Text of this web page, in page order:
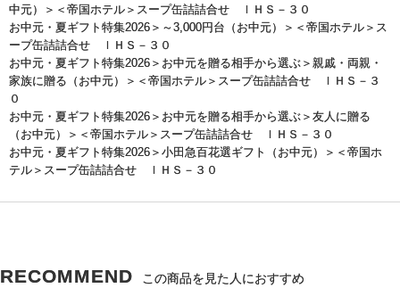
中元）
＞＜帝国ホテル＞スープ缶詰詰合せ ＩＨＳ－３０
お中元・夏ギフト特集2026 ＞ ～3,000円台（お中元）
＞＜帝国ホテル＞ス
ープ缶詰詰合せ ＩＨＳ－３０
お中元・夏ギフト特集2026 ＞ お中元を贈る相手から選ぶ ＞ 親戚・両親・
家族に贈る（お中元）
＞＜帝国ホテル＞スープ缶詰詰合せ ＩＨＳ－３
０
お中元・夏ギフト特集2026 ＞ お中元を贈る相手から選ぶ ＞ 友人に贈る
（お中元）
＞＜帝国ホテル＞スープ缶詰詰合せ ＩＨＳ－３０
お中元・夏ギフト特集2026 ＞ 小田急百花選ギフト（お中元）
＞＜帝国ホ
テル＞スープ缶詰詰合せ ＩＨＳ－３０
RECOMMEND この商品を見た人におすすめ